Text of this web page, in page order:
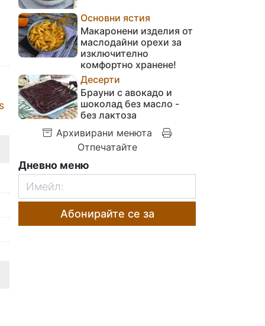
Основни ястия
Макаронени изделия от
маслодайни орехи за
изключително
комфортно хранене!
Десерти
Брауни с авокадо и
шоколад без масло -
без лактоза
Архивирани менюта
Отпечатайте
Дневно меню
Абонирайте се за